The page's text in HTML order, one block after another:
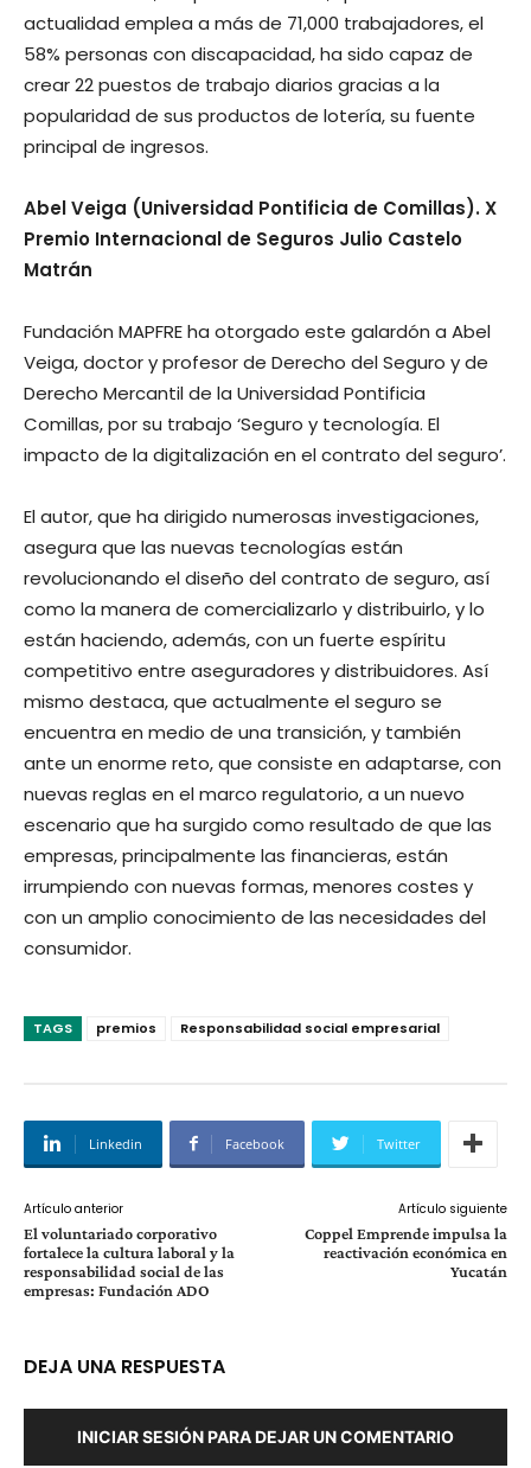
actualidad emplea a más de 71,000 trabajadores, el
58% personas con discapacidad, ha sido capaz de
crear 22 puestos de trabajo diarios gracias a la
popularidad de sus productos de lotería, su fuente
principal de ingresos.
Abel Veiga (Universidad Pontificia de Comillas). X
Premio Internacional de Seguros Julio Castelo
Matrán
Fundación MAPFRE ha otorgado este galardón a Abel
Veiga, doctor y profesor de Derecho del Seguro y de
Derecho Mercantil de la Universidad Pontificia
Comillas, por su trabajo ‘Seguro y tecnología. El
impacto de la digitalización en el contrato del seguro’.
El autor, que ha dirigido numerosas investigaciones,
asegura que las nuevas tecnologías están
revolucionando el diseño del contrato de seguro, así
como la manera de comercializarlo y distribuirlo, y lo
están haciendo, además, con un fuerte espíritu
competitivo entre aseguradores y distribuidores. Así
mismo destaca, que actualmente el seguro se
encuentra en medio de una transición, y también
ante un enorme reto, que consiste en adaptarse, con
nuevas reglas en el marco regulatorio, a un nuevo
escenario que ha surgido como resultado de que las
empresas, principalmente las financieras, están
irrumpiendo con nuevas formas, menores costes y
con un amplio conocimiento de las necesidades del
consumidor.
TAGS premios Responsabilidad social empresarial
Linkedin Facebook Twitter
Artículo anterior
El voluntariado corporativo
fortalece la cultura laboral y la
responsabilidad social de las
empresas: Fundación ADO
Artículo siguiente
Coppel Emprende impulsa la
reactivación económica en
Yucatán
DEJA UNA RESPUESTA
INICIAR SESIÓN PARA DEJAR UN COMENTARIO